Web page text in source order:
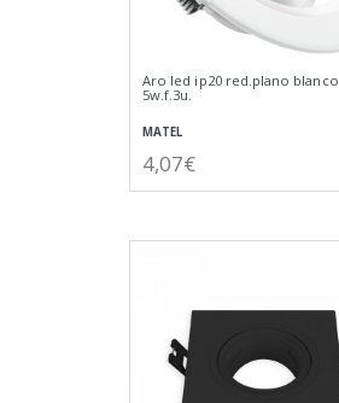
Aro led ip20 red.plano blanco
5w.f.3u.
MATEL
4,07€